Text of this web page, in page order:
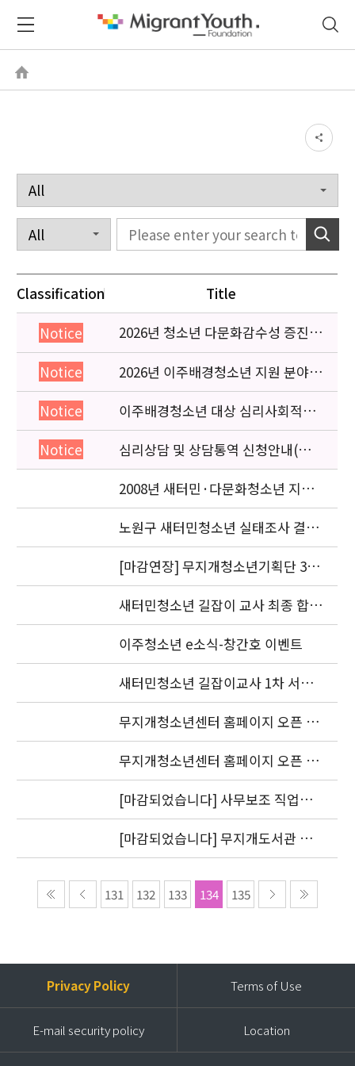
Classification Title
Notice
2026년 청소년 다문화감수성 증진
프로그램 「다가감」신청기관 안내
Notice
2026년 이주배경청소년 지원 분야
종사자 역량강화 교육 일정 안내
Notice
이주배경청소년 대상 심리사회적응
검사 연수동영상 개편 안내
Notice
심리상담 및 상담통역 신청안내(의뢰
서첨부)
2008년 새터민·다문화청소년 지원
기관 공동협력사업 선정기관 발표
노원구 새터민청소년 실태조사 결과
발표회
[마감연장] 무지개청소년기획단 3기
모집
새터민청소년 길잡이 교사 최종 합격
자 발표
이주청소년 e소식-창간호 이벤트
새터민청소년 길잡이교사 1차 서류
합격자 발표
무지개청소년센터 홈페이지 오픈 기
념 이벤트 당첨자 발표
무지개청소년센터 홈페이지 오픈 기
념 77 이벤트
[마감되었습니다] 사무보조 직업체
험연수생 모집
[마감되었습니다] 무지개도서관 직
장체험연수생 모집
131 132 133 134 135
Privacy Policy Terms of Use
E-mail security policy Location